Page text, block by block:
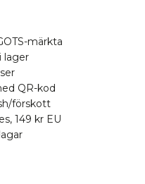
märkta
lager
QR-kod
förskott
149 kr EU